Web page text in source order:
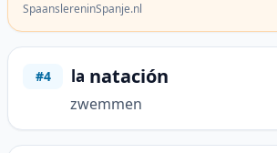
SpaanslereninSpanje.nl
#4 la natación
zwemmen